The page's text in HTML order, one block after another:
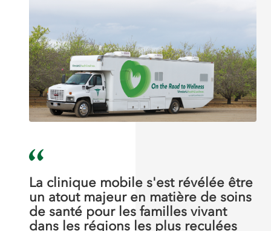
La clinique mobile s'est révélée être
un atout majeur en matière de soins
de santé pour les familles vivant
dans les régions les plus reculées